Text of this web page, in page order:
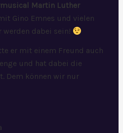
Martin Luther
Gino Emnes und vielen
werden dabei sein!
er mit einem Freund auch
und hat dabei die
Dem können wir nur